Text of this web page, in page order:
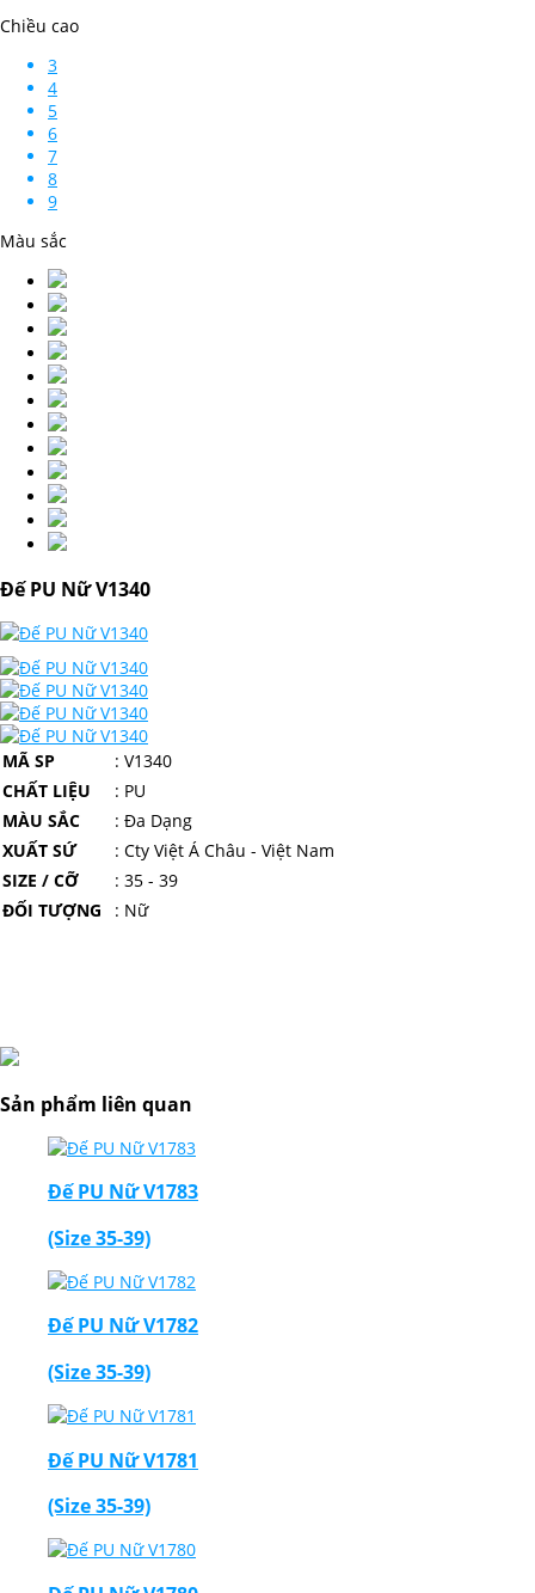
Chiều cao
3
4
5
6
7
8
9
Màu sắc
Đế PU Nữ V1340
MÃ SP
: V1340
CHẤT LIỆU
: PU
MÀU SẮC
: Đa Dạng
XUẤT SỨ
: Cty Việt Á Châu - Việt Nam
SIZE / CỠ
: 35 - 39
ĐỐI TƯỢNG
: Nữ
Sản phẩm liên quan
Đế PU Nữ V1783
(Size 35-39)
Đế PU Nữ V1782
(Size 35-39)
Đế PU Nữ V1781
(Size 35-39)